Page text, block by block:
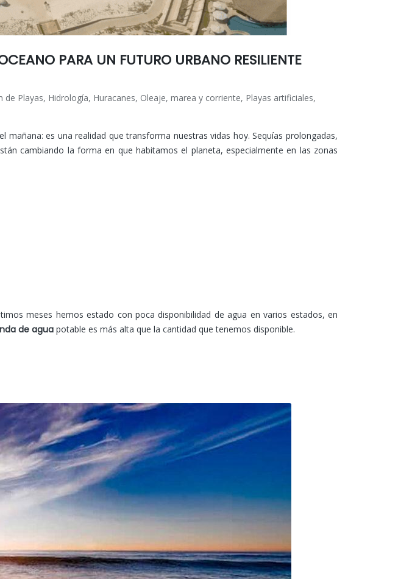
PARA UN FUTURO URBANO RESILIENTE
de Playas, Hidrología, Huracanes, Oleaje, marea y corriente, Playas artificiales,
es una realidad que transforma nuestras vidas hoy. Sequías prolongadas,
cambiando la forma en que habitamos el planeta, especialmente en las zonas
meses hemos estado con poca disponibilidad de agua en varios estados, en
de agua potable es más alta que la cantidad que tenemos disponible.